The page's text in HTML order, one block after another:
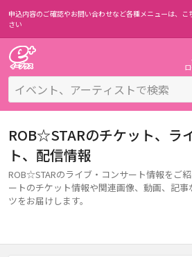
申込内容のご確認やお問い合わせなど各種メニューは、 こ
さい
ROB☆STARのチケット、ラ
ト、配信情報
ROB☆STARのライブ・コンサート情報をご
ートのチケット情報や関連画像、動画、記
ツをお届けします。